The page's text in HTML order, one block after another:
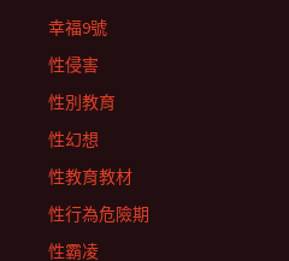
幸福9號
性侵害
性別教育
性幻想
性教育教材
性行為危險期
性霸凌